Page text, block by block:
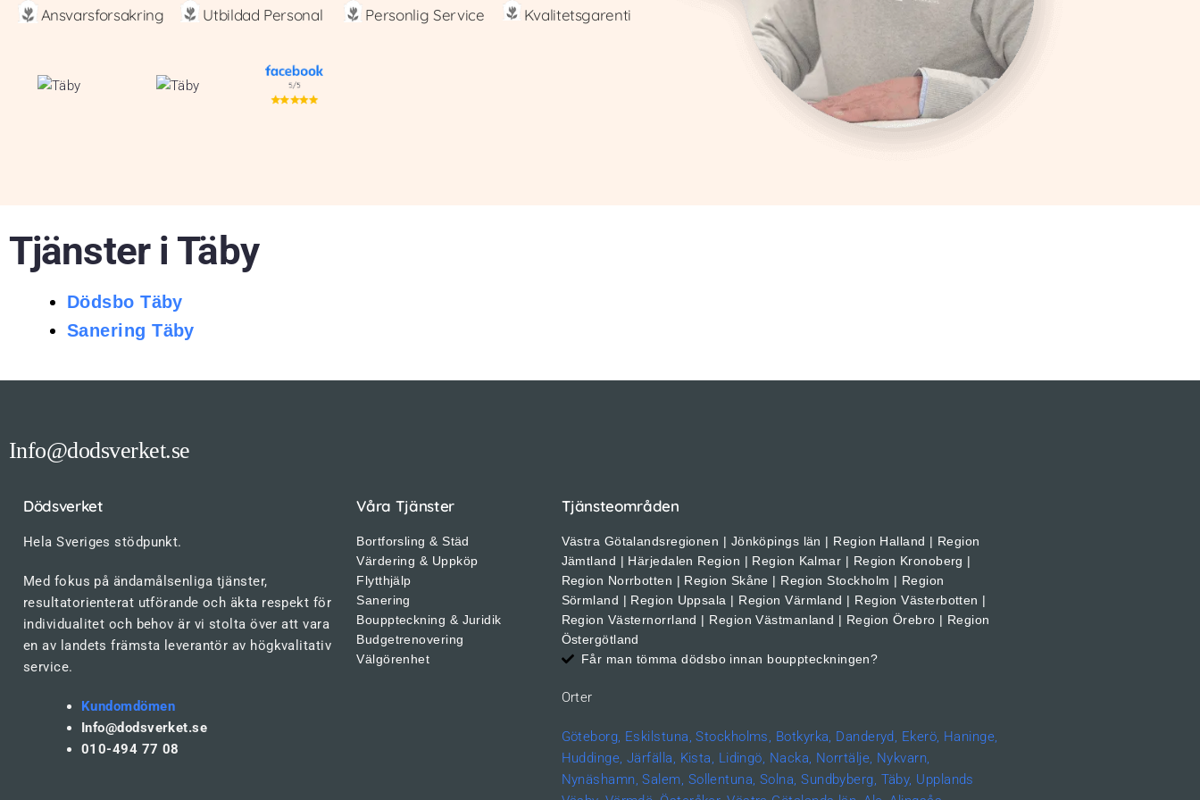
Ansvarsforsakring Utbildad Personal Personlig Service Kvalitetsgarenti
Tjänster iTäby
Dödsbo Täby
Sanering Täby
Info@dodsverket.se
Dödsverket
Hela Sveriges stödpunkt.
Med fokus på ändamålsenliga tjänster,
resultatorienterat utförande och äkta respekt för
individualitet och behov är vi stolta över att vara
en av landets främsta leverantör av högkvalitativ
service.
Kundomdömen
Info@dodsverket.se
010-494 77 08
Våra Tjänster
Bortforsling & Städ
Värdering & Uppköp
Flytthjälp
Sanering
Bouppteckning & Juridik
Budgetrenovering
Välgörenhet
Tjänsteområden
Västra Götalandsregionen | Jönköpings län | Region Halland | Region
Jämtland | Härjedalen Region | Region Kalmar | Region Kronoberg |
Region Norrbotten | Region Skåne | Region Stockholm | Region
Sörmland | Region Uppsala | Region Värmland | Region Västerbotten |
Region Västernorrland | Region Västmanland | Region Örebro | Region
Östergötland
Får man tömma dödsbo innan bouppteckningen?
Orter
Göteborg, Eskilstuna,Stockholms, Botkyrka, Danderyd, Ekerö, Haninge,
Huddinge, Järfälla, Kista, Lidingö, Nacka, Norrtälje, Nykvarn,
Nynäshamn, Salem, Sollentuna, Solna, Sundbyberg, Täby, Upplands